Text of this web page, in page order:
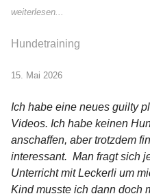
weiterlesen...
Hundetraining
15. Mai 2026
Ich habe eine neues guilty
Videos. Ich habe keinen
anschaffen, aber trotzdem
interessant. Man fragt sich
Unterricht mit Leckerli um
Kind musste ich dann doch